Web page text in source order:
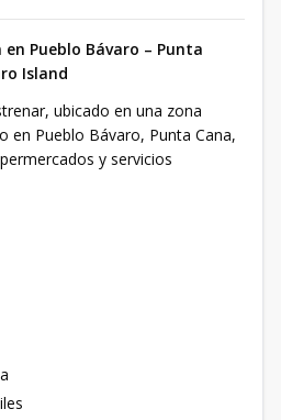
Pueblo Bávaro – Punta
Island
ubicado en una zona
en Pueblo Bávaro, Punta Cana,
y servicios